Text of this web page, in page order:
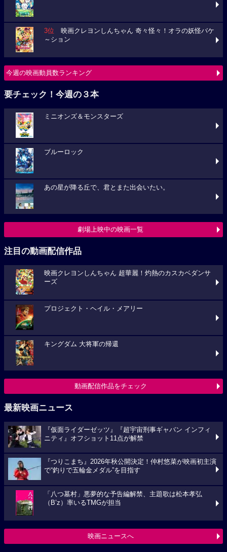
3位 映画クレヨンしんちゃん 奇々怪々！オラの妖怪バケ
～ション
今週の映画動員数ランキング
要チェック！今週の３本
ミニオンズ＆モンスターズ
ブルーロック
あの星が降る丘で、君とまた出会いたい。
劇場上映中の映画一覧
注目の動画配信作品
映画クレヨンしんちゃん 超華麗！灼熱のカスカベダンサ
ーズ
プロジェクト・ヘイル・メアリー
キングダム 大将軍の帰還
動画配信作品をチェック
最新映画ニュース
『仮面ライダーゼッツ』『超宇宙刑事ギャバン インフィ
ニティ』オフショット11点が解禁
『つりこまち』2026年秋公開決定！仲村悠菜が映画初主演
で“釣りで五輪金メダル”を目指す
「八つ墓村」悪夢的な予告編解禁、主題歌は松本孝弘
（B’z）率いるTMGが担当
映画ニュースへ